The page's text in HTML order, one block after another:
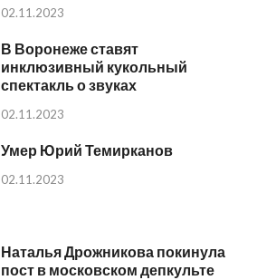
02.11.2023
В Воронеже ставят
инклюзивный кукольный
спектакль о звуках
02.11.2023
Умер Юрий Темирканов
02.11.2023
Наталья Дрожникова покинула
пост в московском депкульте